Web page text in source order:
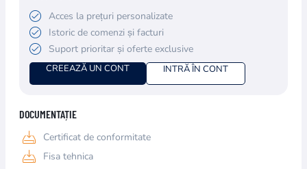
Acces la prețuri personalizate
Istoric de comenzi și facturi
Suport prioritar și oferte exclusive
CREEAZĂ UN CONT INTRĂ ÎN CONT
DOCUMENTAȚIE
Certificat de conformitate
Fisa tehnica